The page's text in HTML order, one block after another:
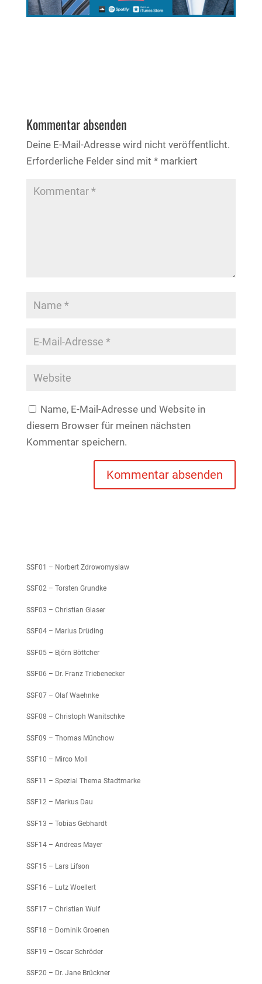
Kommentar absenden
Deine E-Mail-Adresse wird nicht veröffentlicht.
Erforderliche Felder sind mit *markiert
Name, E-Mail-Adresse und Website in
diesem Browser für meinen nächsten
Kommentar speichern.
SSF01 – Norbert Zdrowomyslaw
SSF02 – Torsten Grundke
SSF03 – Christian Glaser
SSF04 – Marius Drüding
SSF05 – Björn Böttcher
SSF06 – Dr. Franz Triebenecker
SSF07 – Olaf Waehnke
SSF08 – Christoph Wanitschke
SSF09 – Thomas Münchow
SSF10 – Mirco Moll
SSF11 – Spezial Thema Stadtmarke
SSF12 – Markus Dau
SSF13 – Tobias Gebhardt
SSF14 – Andreas Mayer
SSF15 – Lars Lifson
SSF16 – Lutz Woellert
SSF17 – Christian Wulf
SSF18 – Dominik Groenen
SSF19 – Oscar Schröder
SSF20 – Dr. Jane Brückner